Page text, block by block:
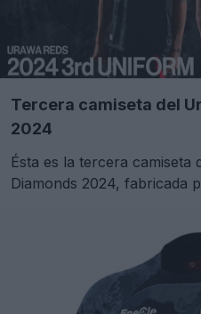
Tercera camiseta del
2024
Ésta es la tercera camiseta
Diamonds 2024, fabricada